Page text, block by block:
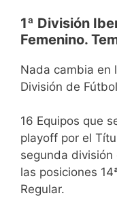
1ª División
Femenino.
Nada cambia en
División de
16 Equipos que
playoff por el
segunda
las posiciones
Regular.